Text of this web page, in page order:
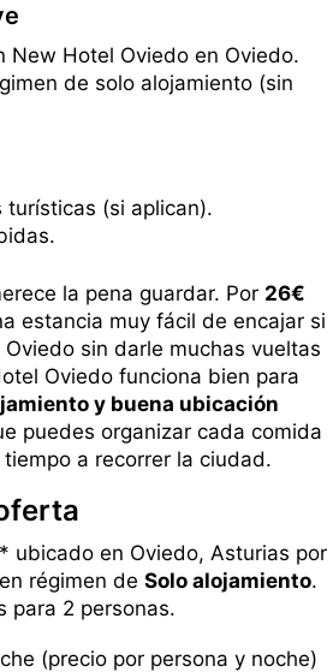
New Hotel Oviedo en Oviedo.
de solo alojamiento (sin
turísticas (si aplican).
la pena guardar. Por 26€
estancia muy fácil de encajar si
sin darle muchas vueltas
Oviedo funciona bien para
y buena ubicación
puedes organizar cada comida
a recorrer la ciudad.
ubicado en Oviedo, Asturias por
régimen de Solo alojamiento.
para 2 personas.
(precio por persona y noche)